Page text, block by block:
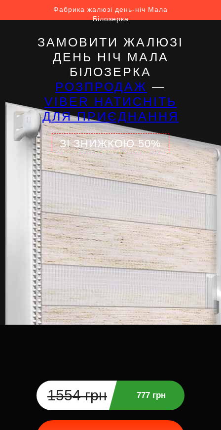
Фабрика жалюзі день-ніч Мала
Білозерка
ЗАМОВИТИ ЖАЛЮЗІ
ДЕНЬ НІЧ МАЛА
БІЛОЗЕРКА
РОЗПРОДАЖ —
VIBER НАТИСНІТЬ
ДЛЯ ПРИЄДНАННЯ
ЗІ ЗНИЖКОЮ 50%
1554 грн 777 грн